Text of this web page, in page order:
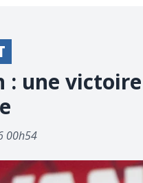
: une
00h54